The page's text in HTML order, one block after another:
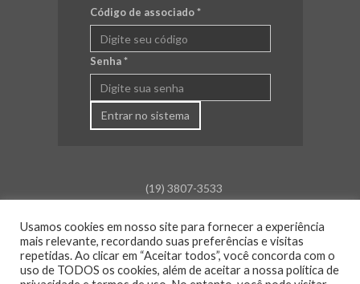
Código de associado*
Senha*
Entrar no sistema
(19) 3807-3533
Rua Barão de Campinas, 675
Centro - Amparo - SP
Usamos cookies em nosso site para fornecer a experiência
mais relevante, recordando suas preferências e visitas
repetidas. Ao clicar em “Aceitar todos”, você concorda com o
uso de TODOS os cookies, além de aceitar a nossa política de